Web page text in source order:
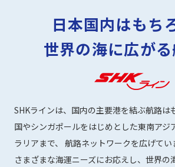
日本国内はもち
世界の海に広が
SHKラインは、国内の主要港を結ぶ航路は
国やシンガポールをはじめとした東南アジア
ラリアまで、 航路ネットワークを広げてい
さまざまな海運ニーズにお応えし、世界の